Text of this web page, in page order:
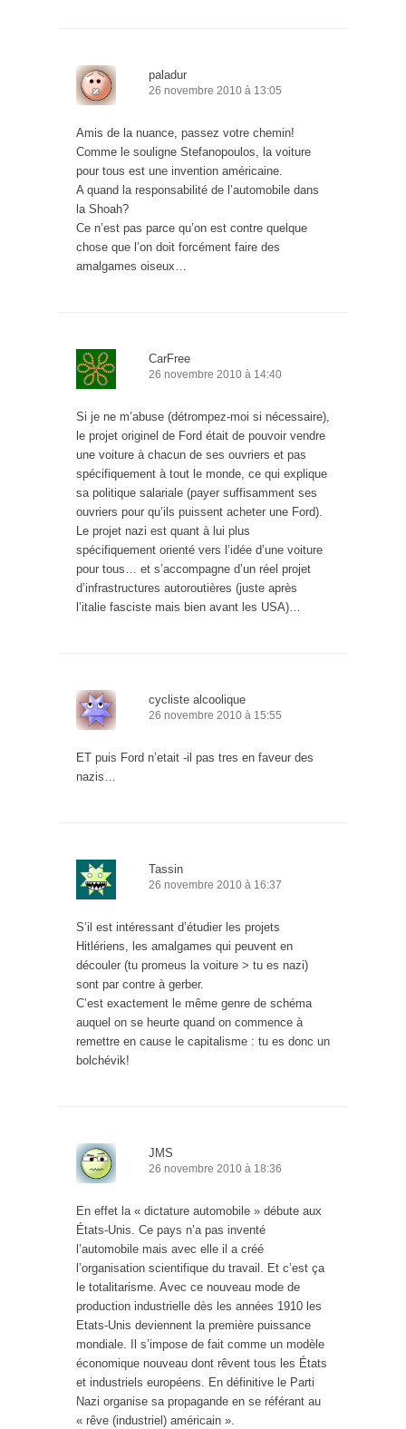
paladur
26 novembre 2010 à 13:05
Amis de la nuance, passez votre chemin!
Comme le souligne Stefanopoulos, la voiture
pour tous est une invention américaine.
A quand la responsabilité de l’automobile dans
la Shoah?
Ce n’est pas parce qu’on est contre quelque
chose que l’on doit forcément faire des
amalgames oiseux…
CarFree
26 novembre 2010 à 14:40
Si je ne m’abuse (détrompez-moi si nécessaire),
le projet originel de Ford était de pouvoir vendre
une voiture à chacun de ses ouvriers et pas
spécifiquement à tout le monde, ce qui explique
sa politique salariale (payer suffisamment ses
ouvriers pour qu’ils puissent acheter une Ford).
Le projet nazi est quant à lui plus
spécifiquement orienté vers l’idée d’une voiture
pour tous… et s’accompagne d’un réel projet
d’infrastructures autoroutières (juste après
l’italie fasciste mais bien avant les USA)…
cycliste alcoolique
26 novembre 2010 à 15:55
ET puis Ford n’etait -il pas tres en faveur des
nazis…
Tassin
26 novembre 2010 à 16:37
S’il est intéressant d’étudier les projets
Hitlériens, les amalgames qui peuvent en
découler (tu promeus la voiture > tu es nazi)
sont par contre à gerber.
C’est exactement le même genre de schéma
auquel on se heurte quand on commence à
remettre en cause le capitalisme : tu es donc un
bolchévik!
JMS
26 novembre 2010 à 18:36
En effet la « dictature automobile » débute aux
États-Unis. Ce pays n’a pas inventé
l’automobile mais avec elle il a créé
l’organisation scientifique du travail. Et c’est ça
le totalitarisme. Avec ce nouveau mode de
production industrielle dès les années 1910 les
Etats-Unis deviennent la première puissance
mondiale. Il s’impose de fait comme un modèle
économique nouveau dont rêvent tous les États
et industriels européens. En définitive le Parti
Nazi organise sa propagande en se référant au
« rêve (industriel) américain ».